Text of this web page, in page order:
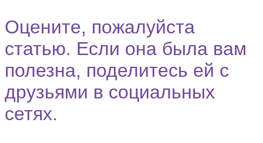
Оцените, пожалуйста
статью. Если она была вам
полезна, поделитесь ей с
друзьями в социальных
сетях.